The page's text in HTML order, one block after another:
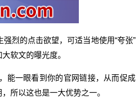
烈的点击欲望，可适当地使用“夸张”
软文的曝光度。
能一眼看到你的官网链接，从而促成
所以这也是一大优势之一。